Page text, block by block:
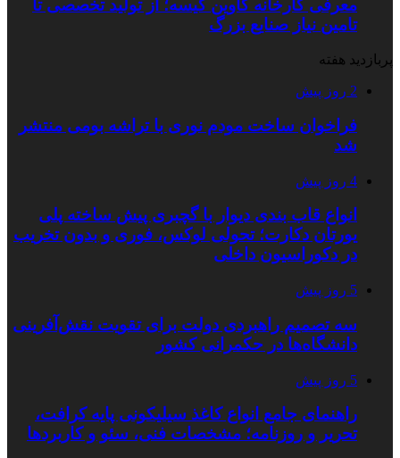
معرفی کارخانه کاوین کیسه؛ از تولید تخصصی تا
تامین نیاز صنایع بزرگ
پربازدید هفته
2 روز پیش
فراخوان ساخت مودم نوری با تراشه بومی منتشر
شد
4 روز پیش
انواع قاب بندی دیوار با گچبری پیش ساخته پلی
یورتان دکارت؛ تحولی لوکس، فوری و بدون تخریب
در دکوراسیون داخلی
5 روز پیش
سه تصمیم راهبردی دولت برای تقویت نقش‌آفرینی
دانشگاه‌ها در حکمرانی کشور
5 روز پیش
راهنمای جامع انواع کاغذ سیلیکونی پایه کرافت،
تحریر و روزنامه؛ مشخصات فنی، سئو و کاربردها